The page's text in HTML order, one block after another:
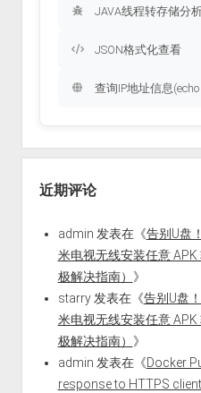
JAVA线程转存储分
JSON格式化查看
查询IP地址信息
近期评论
admin 发表在《告别U盘
米电视无线安装任意 APK
极解决指南） 》
starry发表在《告别U盘
米电视无线安装任意 APK
极解决指南） 》
admin 发表在《Docker
response to HTTPS